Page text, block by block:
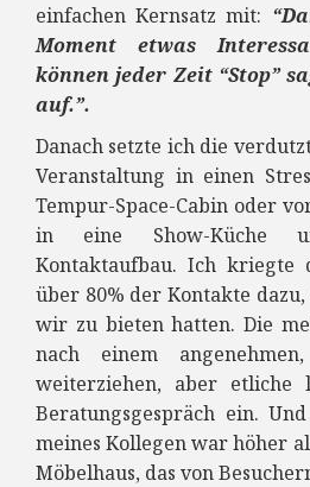
einfachen Kernsatz mit:
Moment etwas
können jeder Zeit “Stop”
auf.”.
Danach setzte ich die
Veranstaltung in einen
Tempur-Space-Cabin oder
in eine Show-Küche
Kontaktaufbau. Ich kriegte
über 80% der Kontakte
wir zu bieten hatten. Die
nach einem
weiterziehen, aber
Beratungsgespräch ein.
meines Kollegen war höher
Möbelhaus, das von